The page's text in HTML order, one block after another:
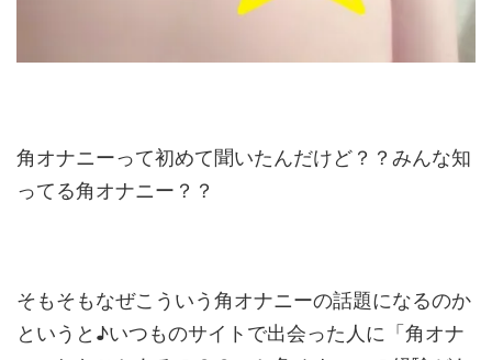
角オナニーって初めて聞いたんだけど？？みんな知
ってる角オナニー？？
そもそもなぜこういう角オナニーの話題になるのか
というと♪いつものサイトで出会った人に「角オナ